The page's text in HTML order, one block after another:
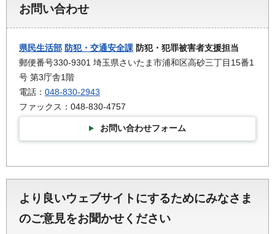
お問い合わせ
県民生活部 防犯・交通安全課 防犯・犯罪被害者支援担当
郵便番号330-9301 埼玉県さいたま市浦和区高砂三丁目15番1
号 第3庁舎1階
電話： 048-830-2943
ファックス：048-830-4757
お問い合わせフォーム
より良いウェブサイトにするためにみなさま
のご意見をお聞かせください